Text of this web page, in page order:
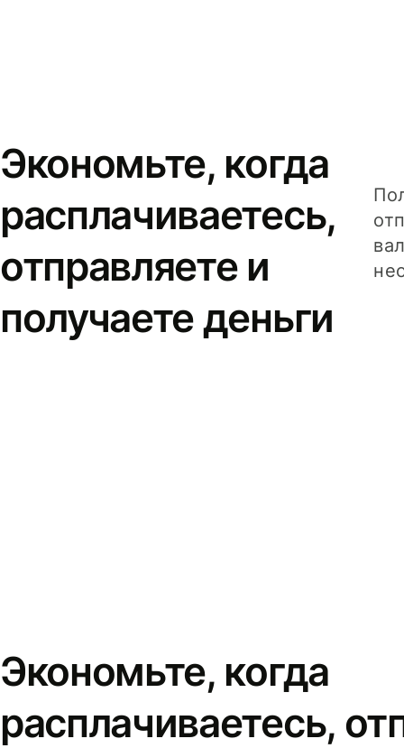
Экономьте, когда
расплачиваетесь,
отправляете и
получаете деньги
Экономьте, когда
расплачиваетесь,